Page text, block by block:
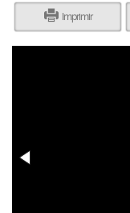
Imprimir